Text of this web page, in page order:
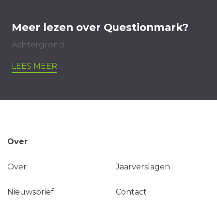
Meer lezen over Questionmark?
Achtergrond
LEES MEER
Over
Over Jaarverslagen
Nieuwsbrief Contact